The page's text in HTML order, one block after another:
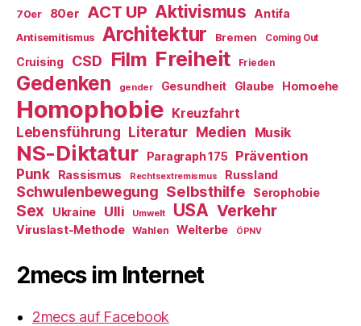
70er 80er ACT UP Aktivismus Antifa
Antisemitismus Architektur Bremen Coming Out
Cruising CSD Film Freiheit Frieden
Gedenken gender Gesundheit Glaube Homoehe
Homophobie Kreuzfahrt
Lebensführung Literatur Medien Musik
NS-Diktatur Paragraph 175
Prävention
Punk
Rassismus Rechtsextremismus Russland
Schwulenbewegung Selbsthilfe Serophobie
Sex Ukraine Ulli Umwelt USA Verkehr
Viruslast-Methode Wahlen Welterbe ÖPNV
2mecs im Internet
2mecs auf Facebook